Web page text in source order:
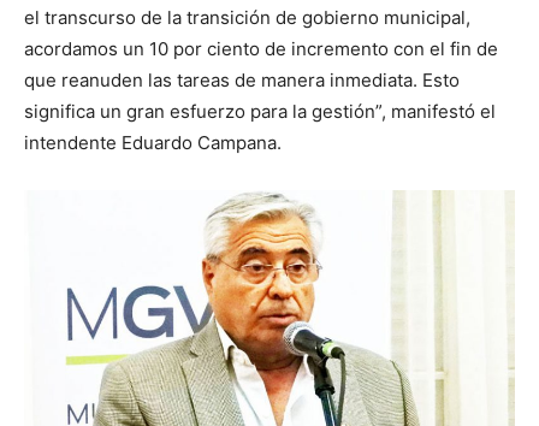
el transcurso de la transición de gobierno municipal,
acordamos un 10 por ciento de incremento con el fin de
que reanuden las tareas de manera inmediata. Esto
significa un gran esfuerzo para la gestión”, manifestó el
intendente Eduardo Campana.